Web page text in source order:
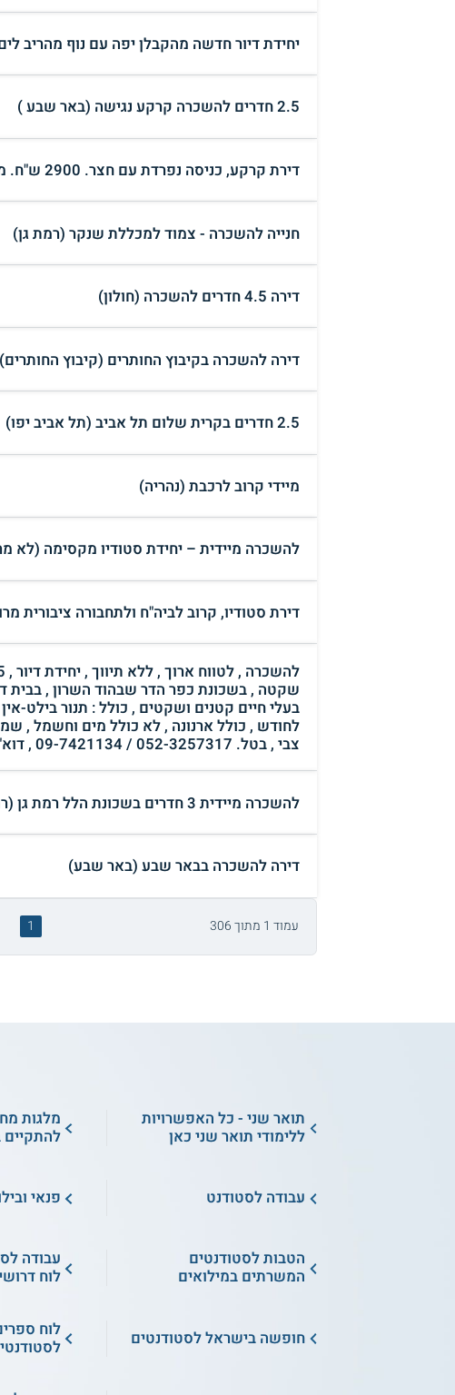
יחידת דיור חדשה מהקבלן יפה עם נוף מהריב
2.5 חדרים להשכרה קרקע נגישה (באר שבע )
דירת קרקע, כניסה נפרדת עם חצר. 2900 ש"ח. מתאימה לבעלי חיים (אשקלון)
חנייה להשכרה - צמוד למכללת שנקר (רמת גן)
דירה 4.5 חדרים להשכרה (חולון)
דירה להשכרה בקיבוץ החותרים (קיבוץ החותרים)
2.5 חדרים בקרית שלום תל אביב (תל אביב יפו)
מיידי קרוב לרכבת (נהריה)
להשכרה מיידית – יחידת סטודיו מקסימה
דירת סטודיו, קרוב לביה"ח ולתחבורה ציבורית
שקטה , בשכונת כפר הדר שבהוד השרון , בבית
לחודש , כולל ארנונה , לא כולל מים וחשמל ,
צבי , בטל. 052-3257317 / 09-7421134 , דוא"ל : tsvidana@gmail.com (הוד השרון)
להשכרה מיידית 3 חדרים בשכונת הלל רמת גן (רמת גן)
דירה להשכרה בבאר שבע (באר שבע)
עמוד 1 מתוך 306 1
תואר שני - כל האפשרויות
ללימודי תואר שני כאן
מלגות
להתקיים
עבודה לסטודנט פנאי
הטבות לסטודנטים
המשרתים במילואים
עבודה
לוח
חופשה בישראל לסטודנטים
לוח